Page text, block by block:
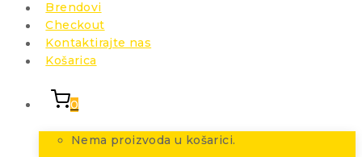
Brendovi
Checkout
Kontaktirajte nas
Košarica
0
Nema proizvoda u košarici.